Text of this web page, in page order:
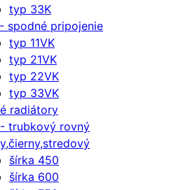
typ 33K
spodné pripojenie
typ 11VK
typ 21VK
typ 22VK
typ 33VK
radiátory
trubkový rovný
šírka 450
šírka 600